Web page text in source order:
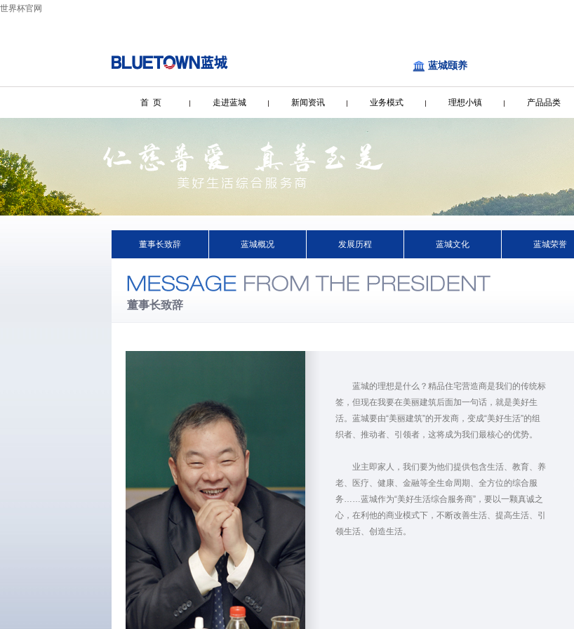
世界杯官网
蓝城颐养
首 页 走进蓝城 新闻资讯 业务模式 理想小镇 产品品类
董事长致辞 蓝城概况 发展历程 蓝城文化 蓝城荣誉
董事长致辞
蓝城的理想是什么？精品住宅营造商是我们的传统标
签，但现在我要在美丽建筑后面加一句话，就是美好生
活。蓝城要由“美丽建筑”的开发商，变成“美好生活”的组
织者、推动者、引领者，这将成为我们最核心的优势。
业主即家人，我们要为他们提供包含生活、教育、养
老、医疗、健康、金融等全生命周期、全方位的综合服
务……蓝城作为“美好生活综合服务商”，要以一颗真诚之
心，在利他的商业模式下，不断改善生活、提高生活、引
领生活、创造生活。